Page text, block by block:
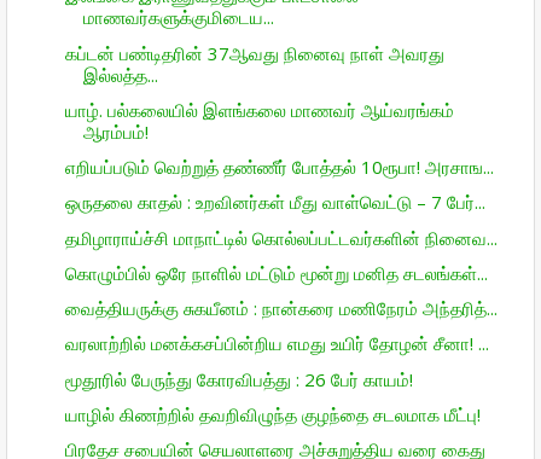
மாணவர்களுக்குமிடைய...
கப்டன் பண்டிதரின் 37ஆவது நினைவு நாள் அவரது
இல்லத்த...
யாழ். பல்கலையில் இளங்கலை மாணவர் ஆய்வரங்கம்
ஆரம்பம்!
எறியப்படும் வெற்றுத் தண்ணீர் போத்தல் 10ரூபா! அரசாங...
ஒருதலை காதல் : உறவினர்கள் மீது வாள்வெட்டு – 7 பேர்...
தமிழாராய்ச்சி மாநாட்டில் கொல்லப்பட்டவர்களின் நினைவ...
கொழும்பில் ஒரே நாளில் மட்டும் மூன்று மனித சடலங்கள்...
வைத்தியருக்கு சுகயீனம் : நான்கரை மணிநேரம் அந்தரித்...
வரலாற்றில் மனக்கசப்பின்றிய எமது உயிர் தோழன் சீனா! ...
மூதூரில் பேருந்து கோரவிபத்து : 26 பேர் காயம்!
யாழில் கிணற்றில் தவறிவிழுந்த குழந்தை சடலமாக மீட்பு!
பிரதேச சபையின் செயலாளரை அச்சுறுத்திய வரை கைது